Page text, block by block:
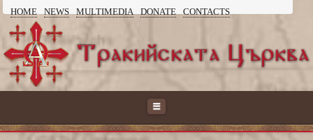
HOME NEWS MULTIMEDIA DONATE CONTACTS
ТРАКИЙСКАТА
ЦЪРКВА
Navigation